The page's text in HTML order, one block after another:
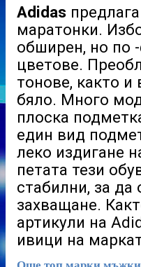
Adidas
маратонки.
обширен, но по
цветове.
тонове, както и
бяло. Много
плоска
един вид
леко издигане
петата тези
стабилни, за да
захващане.
артикули на
ивици на